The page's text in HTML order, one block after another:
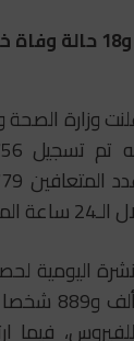
وزارة الصحة
ثلاثة
فيما